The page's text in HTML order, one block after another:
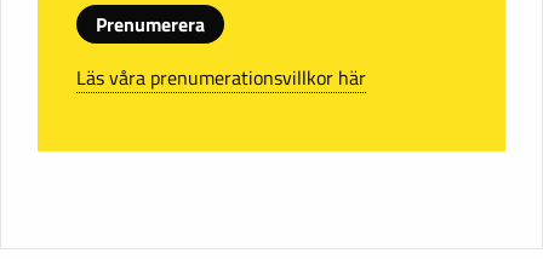
Prenumerera
Läs våra prenumerationsvillkor här